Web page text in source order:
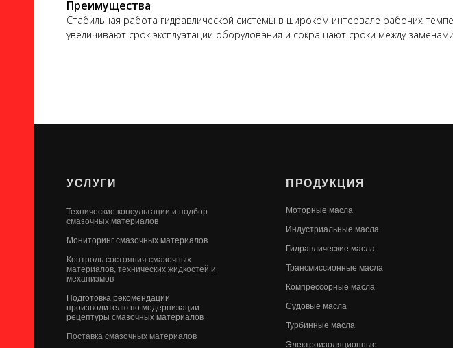
Преимущества
Стабильная работа гидравлической системы в широком интервале рабочих
увеличивают срок эксплуатации оборудования и сокращают сроки между
УСЛУГИ
Технические консультации и подбор
смазочных материалов
Мониторинг смазочных материалов
Контроль состояния смазочных
материалов, технических жидкостей и
механизмов
Подготовка рекомендации
производителю по модернизации
рецептуры смазочных материалов
Поставка смазочных материалов
ПРОДУКЦИЯ
Моторные масла
Индустриальные масла
Гидравлические масла
Трансмиссионные масла
Компрессорные масла
Судовые масла
Турбинные масла
Электроизоляционные